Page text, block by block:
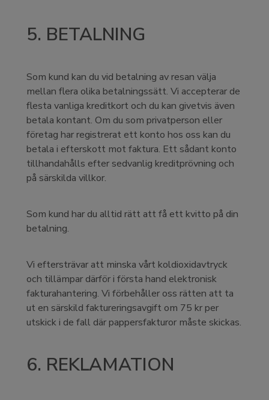
5. BETALNING
Som kund kan du vid betalning av resan välja
mellan flera olika betalningssätt. Vi accepterar de
flesta vanliga kreditkort och du kan givetvis även
betala kontant. Om du som privatperson eller
företag har registrerat ett konto hos oss kan du
betala i efterskott mot faktura. Ett sådant konto
tillhandahålls efter sedvanlig kreditprövning och
på särskilda villkor.
Som kund har du alltid rätt att få ett kvitto på din
betalning.
Vi eftersträvar att minska vårt koldioxidavtryck
och tillämpar därför i första hand elektronisk
fakturahantering. Vi förbehåller oss rätten att ta
ut en särskild faktureringsavgift om 75 kr per
utskick i de fall där pappersfakturor måste skickas.
6. REKLAMATION